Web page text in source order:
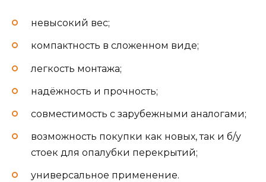
невысокий вес;
компактность в сложенном виде;
легкость монтажа;
надёжность и прочность;
совместимость с зарубежными аналогами;
возможность покупки как новых, так и б/у
стоек для опалубки перекрытий;
универсальное применение.